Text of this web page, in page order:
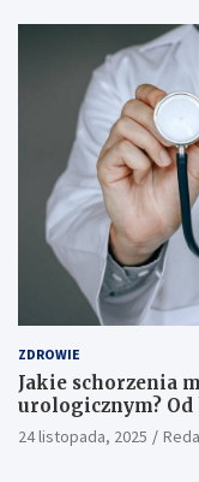
ZDROWIE
Jakie schorzenia
urologicznym?
24 listopada, 2025